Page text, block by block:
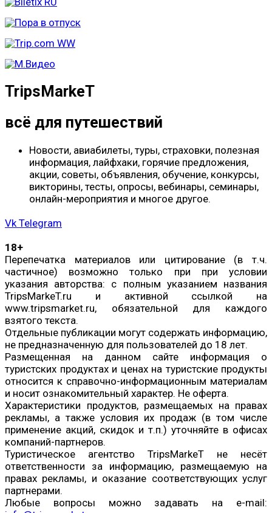
TripsMarkeT
всё для путешествий
Новости, авиабилеты, туры, страховки, полезная
информация, лайфхаки, горячие предложения,
акции, советы, объявления, обучение, конкурсы,
викторины, тесты, опросы, вебинары, семинары,
онлайн-мероприятия и многое другое.
Vk Telegram
18+
Перепечатка материалов или цитирование (в т.ч.
частичное) возможно только при при условии
указания авторства: с полным указанием названия
TripsMarkeT.ru и активной ссылкой на
www.tripsmarket.ru, обязательной для каждого
взятого текста.
Отдельные публикации могут содержать информацию,
не предназначенную для пользователей до 18 лет.
Размещенная на данном сайте информация о
туристских продуктах и ценах на туристские продукты
относится к справочно-информационным материалам
и носит ознакомительный характер. Не оферта.
Характеристики продуктов, размещаемых на правах
рекламы, а также условия их продаж (в том числе
применение акций, скидок и т.п.) уточняйте в офисах
компаний-партнеров.
Туристическое агентство TripsMarkeT не несёт
ответственности за информацию, размещаемую на
правах рекламы, и оказание соответствующих услуг
партнерами.
Любые вопросы можно задавать на e-mail: